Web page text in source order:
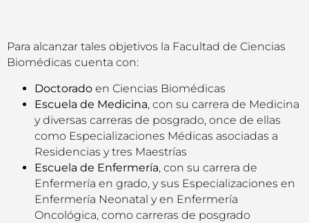
Para alcanzar tales objetivos la Facultad de Ciencias
Biomédicas cuenta con:
Doctorado en Ciencias Biomédicas
Escuela de Medicina, con su carrera de Medicina
y diversas carreras de posgrado, once de ellas
como Especializaciones Médicas asociadas a
Residencias y tres Maestrías
Escuela de Enfermería, con su carrera de
Enfermería en grado, y sus Especializaciones en
Enfermería Neonatal y en Enfermería
Oncológica, como carreras de posgrado